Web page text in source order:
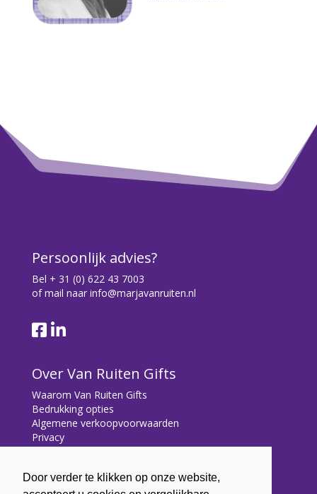
Door verder te klikken op onze website,
Persoonlijk advies?
Bel + 31 (0) 622 43 7003
of mail naar info@marjavanruiten.nl
Over Van Ruiten Gifts
Waarom Van Ruiten Gifts
Bedrukking opties
Algemene verkoopvoorwaarden
Privacy
Contact
Contact